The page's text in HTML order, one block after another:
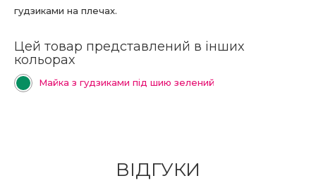
гудзиками на плечах.
Цей товар представлений в інших
кольорах
Майка з гудзиками під шию зелений
ВІДГУКИ